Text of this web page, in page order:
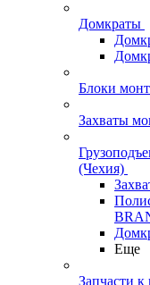
Домкраты
Блоки
Захваты
(Чехия)
Еще
Запчасти